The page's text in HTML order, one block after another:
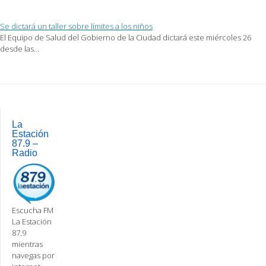
Se dictará un taller sobre límites a los niños
El Equipo de Salud del Gobierno de la Ciudad dictará este miércoles 26
desde las…
navigation
La
Estación
87.9 –
Radio
Escucha FM
La Estación
87.9
mientras
navegas por